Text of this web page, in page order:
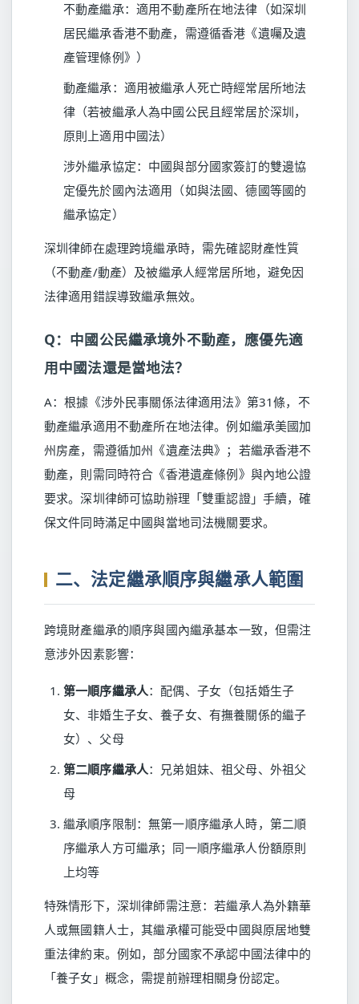
不動產繼承：適用不動產所在地法律（如深圳
居民繼承香港不動產，需遵循香港《遺囑及遺
產管理條例》）
動產繼承：適用被繼承人死亡時經常居所地法
律（若被繼承人為中國公民且經常居於深圳，
原則上適用中國法）
涉外繼承協定：中國與部分國家簽訂的雙邊協
定優先於國內法適用（如與法國、德國等國的
繼承協定）
深圳律師在處理跨境繼承時，需先確認財產性質
（不動產/動產）及被繼承人經常居所地，避免因
法律適用錯誤導致繼承無效。
Q：中國公民繼承境外不動產，應優先適
用中國法還是當地法？
A：根據《涉外民事關係法律適用法》第31條，不
動產繼承適用不動產所在地法律。例如繼承美國加
州房產，需遵循加州《遺產法典》；若繼承香港不
動產，則需同時符合《香港遺產條例》與內地公證
要求。深圳律師可協助辦理「雙重認證」手續，確
保文件同時滿足中國與當地司法機關要求。
二、法定繼承順序與繼承人範圍
跨境財產繼承的順序與國內繼承基本一致，但需注
意涉外因素影響：
第一順序繼承人：配偶、子女（包括婚生子
女、非婚生子女、養子女、有撫養關係的繼子
女）、父母
第二順序繼承人：兄弟姐妹、祖父母、外祖父
母
繼承順序限制：無第一順序繼承人時，第二順
序繼承人方可繼承；同一順序繼承人份額原則
上均等
特殊情形下，深圳律師需注意：若繼承人為外籍華
人或無國籍人士，其繼承權可能受中國與原居地雙
重法律約束。例如，部分國家不承認中國法律中的
「養子女」概念，需提前辦理相關身份認定。